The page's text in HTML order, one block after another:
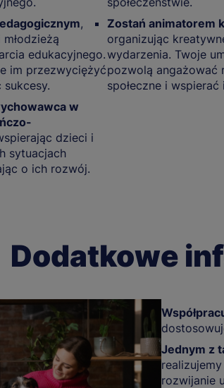
,
edukacyjnego.
im przezwyciężyć
w
dzieci i
sytuacjach
o ich rozwój.
Zostań animatorem
organizując
wydarzenia. Twoje
pozwolą angażować
społeczne i
Dodatkowe
Jednym z
rozwijanie